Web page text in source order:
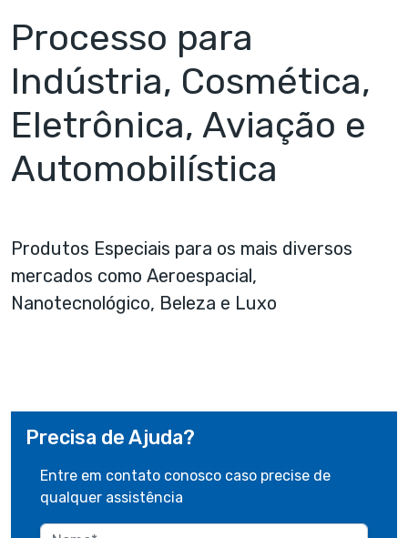
Processo para
Indústria, Cosmética,
Eletrônica, Aviação e
Automobilística
Produtos Especiais para os mais diversos
mercados como Aeroespacial,
Nanotecnológico, Beleza e Luxo
Precisa de Ajuda?
Entre em contato conosco caso precise de
qualquer assistência